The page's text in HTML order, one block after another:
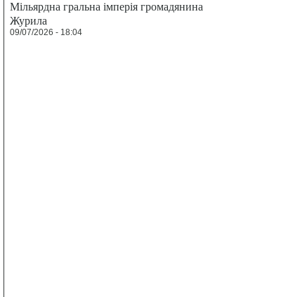
Мільярдна гральна імперія громадянина
Журила
09/07/2026 - 18:04